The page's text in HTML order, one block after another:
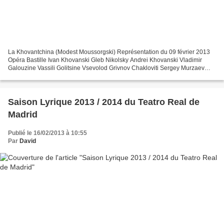
La Khovantchina (Modest Moussorgski) Représentation du 09 février 2013
Opéra Bastille Ivan Khovanski Gleb Nikolsky Andrei Khovanski Vladimir
Galouzine Vassili Golitsine Vsevolod Grivnov Chakloviti Sergey Murzaev
Saison Lyrique 2013 / 2014 du Teatro Real de
Madrid
Publié le 16/02/2013 à 10:55
Par David